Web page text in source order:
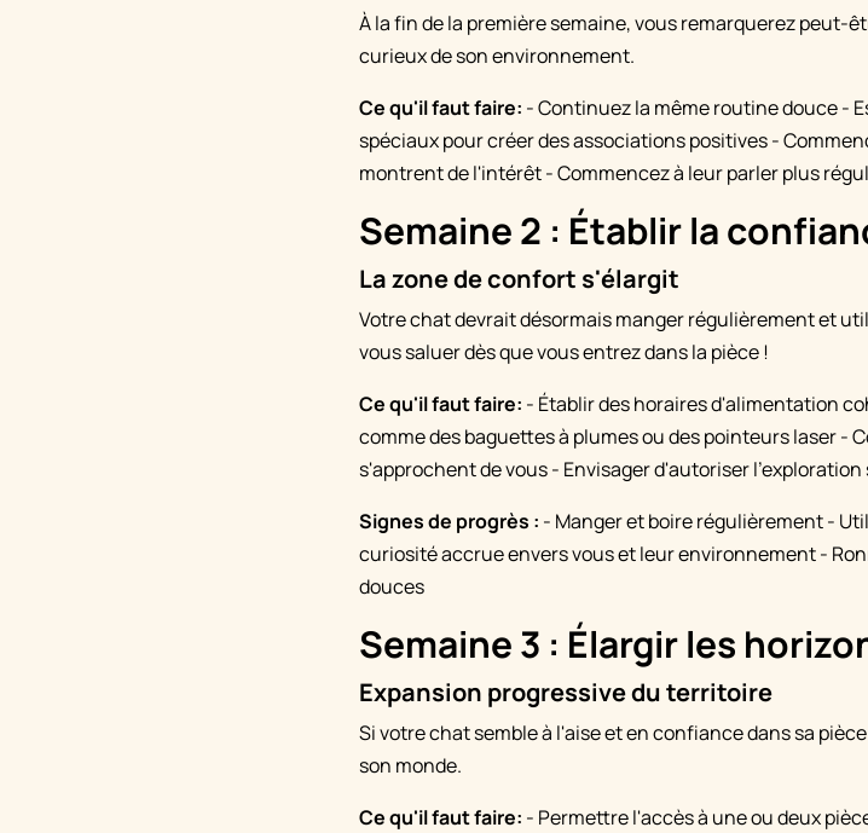
À la fin de la première semaine, vous remarquerez peut-
curieux de son environnement.
Ce qu'il faut faire: - Continuez la même routine douce -
spéciaux pour créer des associations positives -
montrent de l'intérêt - Commencez à leur parler plus
Semaine 2 : Établir la
La zone de confort s'élargit
Votre chat devrait désormais manger régulièrement et
vous saluer dès que vous entrez dans la pièce !
Ce qu'il faut faire: - Établir des horaires d'alimentation
comme des baguettes à plumes ou des pointeurs laser -
s'approchent de vous - Envisager d'autoriser
Signes de progrès : - Manger et boire régulièrement -
curiosité accrue envers vous et leur environnement -
douces
Semaine 3 : Élargir les
Expansion progressive du territoire
Si votre chat semble à l'aise et en confiance dans sa
son monde.
Ce qu'il faut faire: - Permettre l'accès à une ou deux